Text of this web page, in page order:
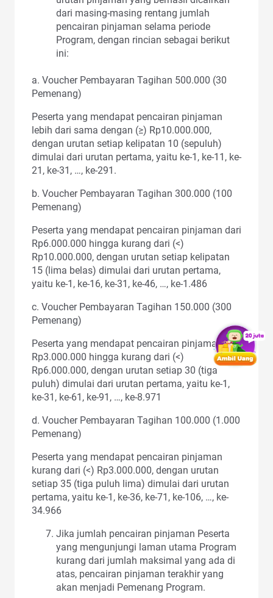
dari masing-masing rentang jumlah
pencairan pinjaman selama periode
Program, dengan rincian sebagai berikut
ini:
a. Voucher Pembayaran Tagihan 500.000 (30
Pemenang)
Peserta yang mendapat pencairan pinjaman
lebih dari sama dengan (≥) Rp10.000.000,
dengan urutan setiap kelipatan 10 (sepuluh)
dimulai dari urutan pertama, yaitu ke-1, ke-11, ke-
21, ke-31, …, ke-291.
b. Voucher Pembayaran Tagihan 300.000 (100
Pemenang)
Peserta yang mendapat pencairan pinjaman dari
Rp6.000.000 hingga kurang dari (<)
Rp10.000.000, dengan urutan setiap kelipatan
15 (lima belas) dimulai dari urutan pertama,
yaitu ke-1, ke-16, ke-31, ke-46, …, ke-1.486
c. Voucher Pembayaran Tagihan 150.000 (300
Pemenang)
Peserta yang mendapat pencairan pinjaman dari
Rp3.000.000 hingga kurang dari (<)
Rp6.000.000, dengan urutan setiap 30 (tiga
puluh) dimulai dari urutan pertama, yaitu ke-1,
ke-31, ke-61, ke-91, …, ke-8.971
d. Voucher Pembayaran Tagihan 100.000 (1.000
Pemenang)
Peserta yang mendapat pencairan pinjaman
kurang dari (<) Rp3.000.000, dengan urutan
setiap 35 (tiga puluh lima) dimulai dari urutan
pertama, yaitu ke-1, ke-36, ke-71, ke-106, …, ke-
34.966
Jika jumlah pencairan pinjaman Peserta
yang mengunjungi laman utama Program
kurang dari jumlah maksimal yang ada di
atas, pencairan pinjaman terakhir yang
akan menjadi Pemenang Program.